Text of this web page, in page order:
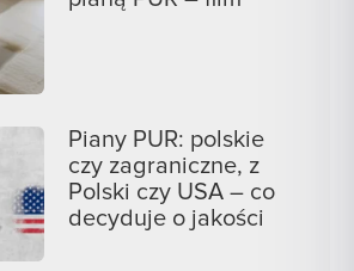
Piany PUR: polskie
czy zagraniczne, z
Polski czy USA – co
decyduje o jakości